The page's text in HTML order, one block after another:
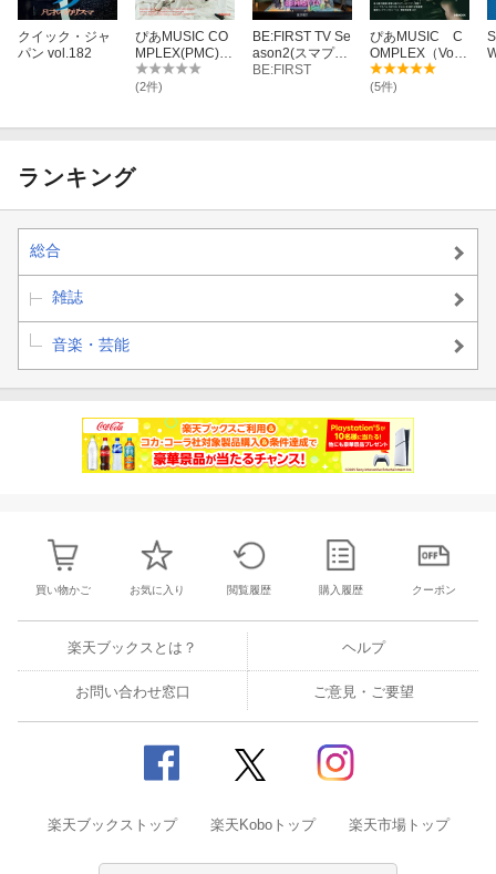
クイック・ジャ
パン vol.182
ぴあMUSIC CO
MPLEX(PMC) V
ol.23 (表紙:SEK
AI NO OWARI)
(2件)
BE:FIRST TV Se
ason2(スマプラ
対応)【Blu-ra
BE:FIRST
ぴあMUSIC C
OMPLEX（Vo
l．35）
(5件)
ランキング
総合
雑誌
音楽・芸能
買い物かご お気に入り 閲覧履歴 購入履歴 クーポン
楽天ブックスとは？ ヘルプ
お問い合わせ窓口 ご意見・ご要望
楽天ブックストップ 楽天Koboトップ 楽天市場トップ